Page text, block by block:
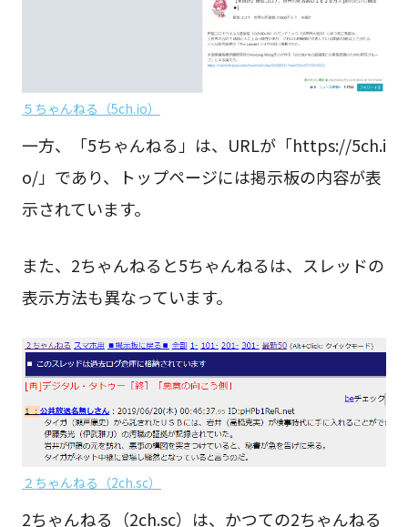
５ちゃんねる（5ch.io）
一方、「5ちゃんねる」は、URLが「https://5ch.i
o/」であり、トップページには掲示板の内容が表
示されています。
また、2ちゃんねると5ちゃんねるは、スレッドの
表示方法も異なっています。
２ちゃんねる（2ch.sc）
2ちゃんねる（2ch.sc）は、かつての2ちゃんねる